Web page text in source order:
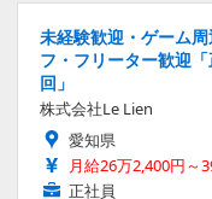
未経験歓迎・ゲーム
フ・フリーター歓迎
回」
株式会社Le Lien
愛知県
月給26万2,400円～
正社員